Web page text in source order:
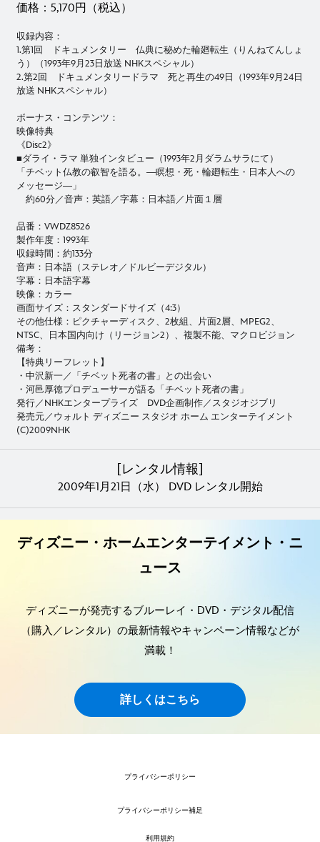
価格：5,170円（税込）
収録内容：
1.第1回 ドキュメンタリー 仏典に秘めた輪廻転生（りんねてんしょ
う）（1993年9月23日放送 NHKスペシャル）
2.第2回 ドキュメンタリードラマ 死と再生の49日（1993年9月24日
放送 NHKスペシャル）
ボーナス・コンテンツ：
映像特典
《Disc2》
■ダライ・ラマ 単独インタビュー（1993年2月ダラムサラにて）
「チベット仏教の叡智を語る。―瞑想・死・輪廻転生・日本人への
メッセージ―」
約60分／音声：英語／字幕：日本語／片面１層
品番：VWDZ8526
製作年度：1993年
収録時間：約133分
音声：日本語（ステレオ／ドルビーデジタル）
字幕：日本語字幕
映像：カラー
画面サイズ：スタンダードサイズ（4:3）
その他仕様：ピクチャーディスク、2枚組、片面2層、MPEG2、
NTSC、日本国内向け（リージョン2）、複製不能、マクロビジョン
備考：
【特典リーフレット】
・中沢新一／「チベット死者の書」との出会い
・河邑厚徳プロデューサーが語る「チベット死者の書」
発行／NHKエンタープライズ DVD企画制作／スタジオジブリ
発売元／ウォルト ディズニー スタジオ ホーム エンターテイメント
(C)2009NHK
[レンタル情報]
2009年1月21日（水） DVD レンタル開始
ディズニー・ホームエンターテイメント・ニ
ュース
ディズニーが発売するブルーレイ・DVD・デジタル配信
（購入／レンタル）の最新情報やキャンペーン情報などが
満載！
詳しくはこちら
プライバシーポリシー
プライバシーポリシー補足
利用規約